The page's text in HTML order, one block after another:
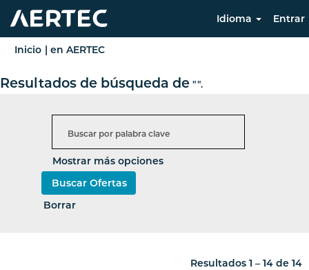
Idioma Entrar
Inicio | en AERTEC(página
Resultados de búsqueda de "".
Mostrar más opciones
Borrar
Resultados 1 – 14 de 14